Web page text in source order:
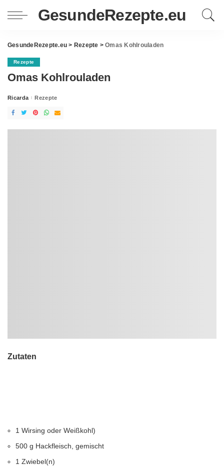
GesundeRezepte.eu
GesundeRezepte.eu > Rezepte >Omas Kohlrouladen
Rezepte
Omas Kohlrouladen
Posted
Ricarda Rezepte
Zutaten
1 Wirsing oder Weißkohl)
500 g Hackfleisch, gemischt
1 Zwiebel(n)